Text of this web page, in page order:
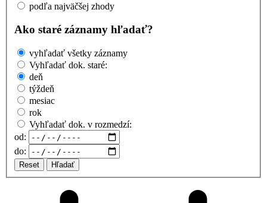
podľa najväčšej zhody
Ako staré záznamy hľadať?
vyhľadať všetky záznamy
Vyhľadať dok. staré:
deň
týždeň
mesiac
rok
Vyhľadať dok. v rozmedzí:
od:
do:
Reset Hľadať